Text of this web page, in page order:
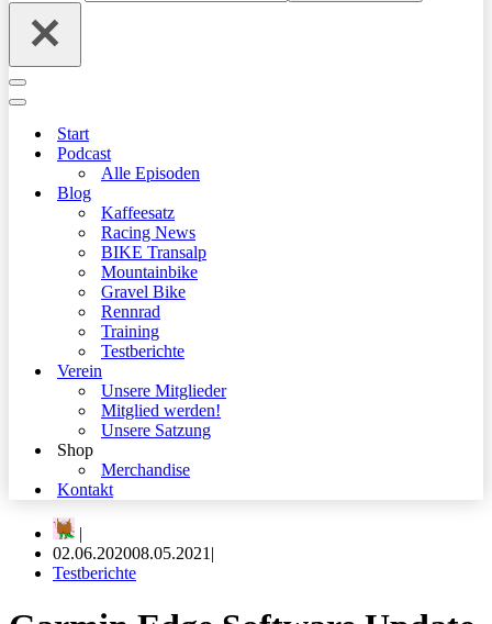
Navigationsmenü
Navigationsmenü
Start
Podcast
Alle Episoden
Blog
Kaffeesatz
Racing News
BIKE Transalp
Mountainbike
Gravel Bike
Rennrad
Training
Testberichte
Verein
Unsere Mitglieder
Mitglied werden!
Unsere Satzung
Shop
Merchandise
Kontakt
02.06.202008.05.2021
Testberichte